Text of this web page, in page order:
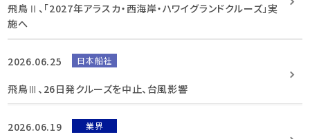
飛鳥Ⅱ、「2027年アラスカ・西海岸・ハワイグランドクルーズ」実
施へ
2026.06.25 日本船社
飛鳥Ⅲ、26日発クルーズを中止、台風影響
2026.06.19 業界